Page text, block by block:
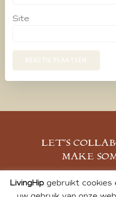
Site
LET’S
MAKE
MELD
LivingHipgebruikt cookies